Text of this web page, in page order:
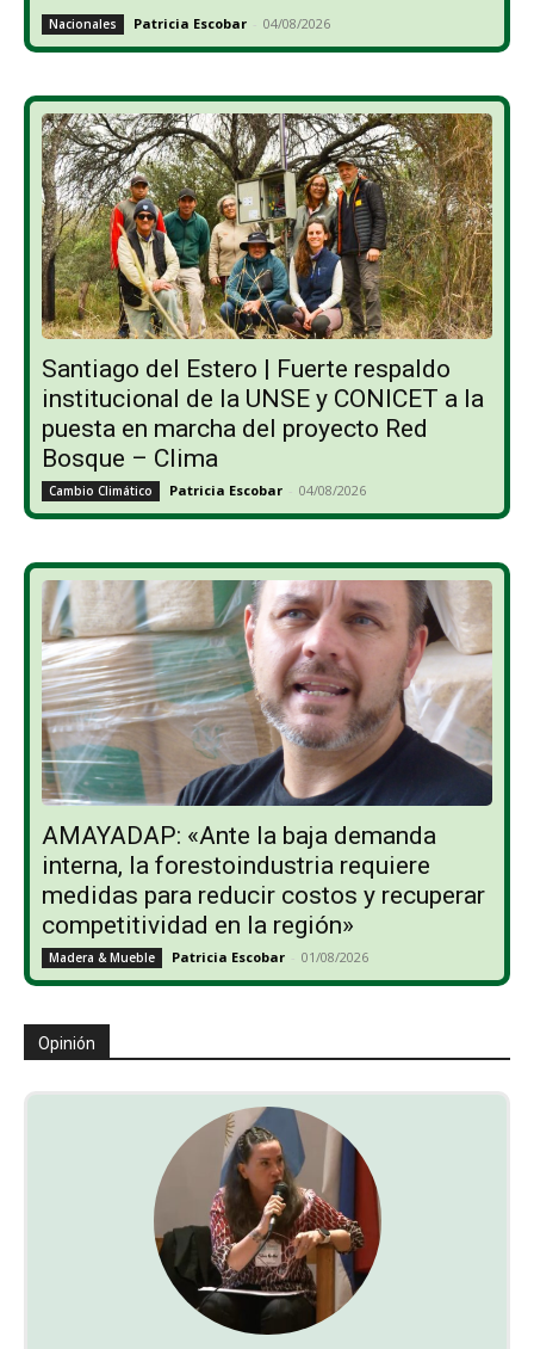
Nacionales Patricia Escobar - 04/08/2026
Santiago del Estero | Fuerte respaldo
institucional de la UNSE y CONICET a la
puesta en marcha del proyecto Red
Bosque – Clima
Cambio Climático Patricia Escobar - 04/08/2026
AMAYADAP: «Ante la baja demanda
interna, la forestoindustria requiere
medidas para reducir costos y recuperar
competitividad en la región»
Madera & Mueble Patricia Escobar - 01/08/2026
Opinión